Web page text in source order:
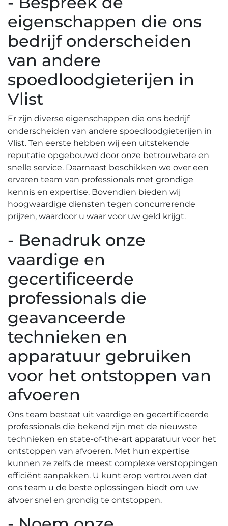
eigenschappen die ons
bedrijf onderscheiden
van andere
spoedloodgieterijen in
Vlist
Er zijn diverse eigenschappen die ons bedrijf
onderscheiden van andere spoedloodgieterijen in
Vlist.​ Ten eerste hebben wij een uitstekende
reputatie opgebouwd door onze betrouwbare en
snelle service.​ Daarnaast beschikken we over een
ervaren team van professionals met grondige
kennis en expertise.​ Bovendien bieden wij
hoogwaardige diensten tegen concurrerende
prijzen, waardoor u waar voor uw geld krijgt.​
- Benadruk onze
vaardige en
gecertificeerde
professionals die
geavanceerde
technieken en
apparatuur gebruiken
voor het ontstoppen van
afvoeren
Ons team bestaat uit vaardige en gecertificeerde
professionals die bekend zijn met de nieuwste
technieken en state-of-the-art apparatuur voor het
ontstoppen van afvoeren.​ Met hun expertise
kunnen ze zelfs de meest complexe verstoppingen
efficiënt aanpakken.​ U kunt erop vertrouwen dat
ons team u de beste oplossingen biedt om uw
afvoer snel en grondig te ontstoppen.